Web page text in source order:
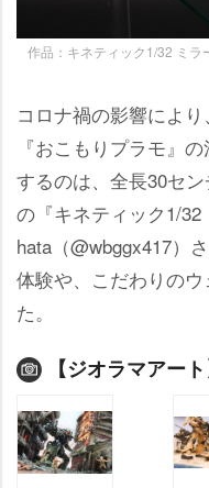
作品：キネティック1/32 ミラ
コロナ禍の影響によ
『おこもりプラモ』
するのは、全長30セ
の『キネティック1/
hata（@wbggx417）
体験や、こだわりの
た。
【ジオラマアー